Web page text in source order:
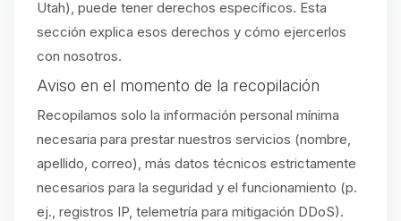
Utah), puede tener derechos específicos. Esta
sección explica esos derechos y cómo ejercerlos
con nosotros.
Aviso en el momento de la recopilación
Recopilamos solo la información personal mínima
necesaria para prestar nuestros servicios (nombre,
apellido, correo), más datos técnicos estrictamente
necesarios para la seguridad y el funcionamiento (p.
ej., registros IP, telemetría para mitigación DDoS).